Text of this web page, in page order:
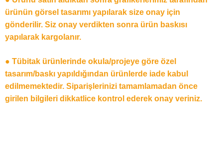
ürünün görsel tasarımı yapılarak size onay için
gönderilir. Siz onay verdikten sonra ürün baskısı
yapılarak kargolanır.
● Tübitak ürünlerinde okula/projeye göre özel
tasarım/baskı yapıldığından ürünlerde iade kabul
edilmemektedir. Siparişlerinizi tamamlamadan önce
girilen bilgileri dikkatlice kontrol ederek onay veriniz.